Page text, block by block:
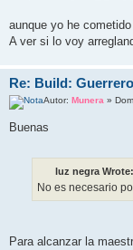
aunque yo he
A ver si lo voy
Re: Build:
Autor:Munera »
Buenas
luz negra Wrote:
No es necesario
Para alcanzar la